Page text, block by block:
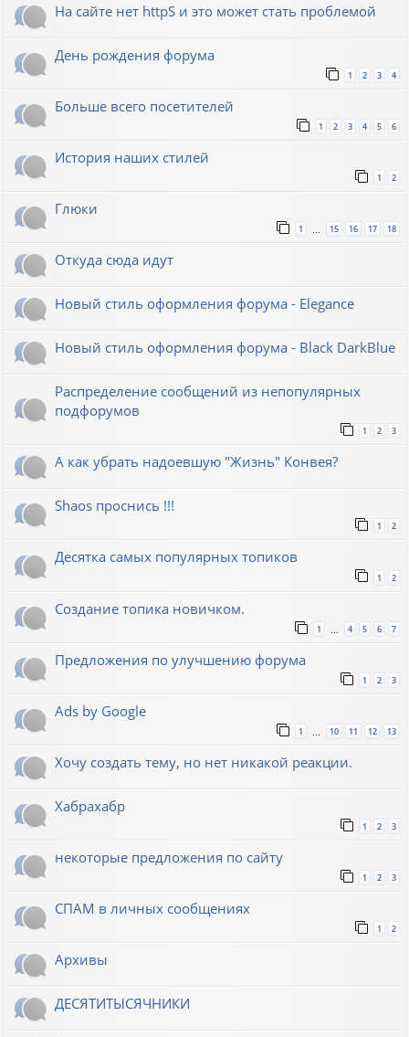
На сайте нет httpS и это может стать проблемой
День рождения форума
1 2 3 4
Больше всего посетителей
1 2 3 4 5 6
История наших стилей
1 2
Глюки
1 … 15 16 17 18
Откуда сюда идут
Новый стиль оформления форума - Elegance
Новый стиль оформления форума - Black DarkBlue
Распределение сообщений из непопулярных
подфорумов
1 2 3
А как убрать надоевшую "Жизнь" Конвея?
Shaos проснись !!!
1 2
Десятка самых популярных топиков
1 2
Создание топика новичком.
1 4 5 6 7
Предложения по улучшению форума
1 2 3
Ads by Google
1 10 11 12 13
Хочу создать тему, но нет никакой реакции.
Хабрахабр
1 2 3
некоторые предложения по сайту
1 2 3
СПАМ в личных сообщениях
1 2
Архивы
ДЕСЯТИТЫСЯЧНИКИ